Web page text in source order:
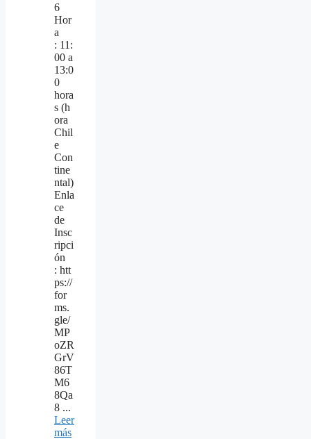
6
Hor
a
: 11:
00 a
13:0
0
hora
s (h
ora
Chil
e
Con
tine
ntal)
Enla
ce
de
Insc
ripci
ón
: htt
ps://
for
ms.
gle/
MP
oZR
GrV
86T
M6
8Qa
8 ...
Leer
más